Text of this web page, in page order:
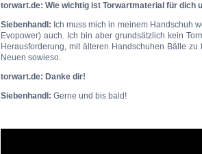
torwart.de: Wie wichtig ist Torwartmaterial für dich
Siebenhandl: Ich muss mich in meinem Handschuh
Evopower) auch. Ich bin aber grundsätzlich kein
Herausforderung, mit älteren Handschuhen Bälle
Neuen sowieso.
torwart.de: Danke dir!
Siebenhandl: Gerne und bis bald!